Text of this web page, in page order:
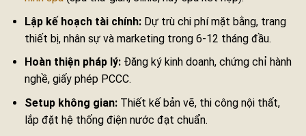
Lập kế hoạch tài chính:Dự trù chi phí mặt bằng, trang
thiết bị, nhân sự và marketing trong 6-12 tháng đầu.
Hoàn thiện pháp lý:Đăng ký kinh doanh, chứng chỉ hành
nghề, giấy phép PCCC.
Setup không gian:Thiết kế bản vẽ, thi công nội thất,
lắp đặt hệ thống điện nước đạt chuẩn.